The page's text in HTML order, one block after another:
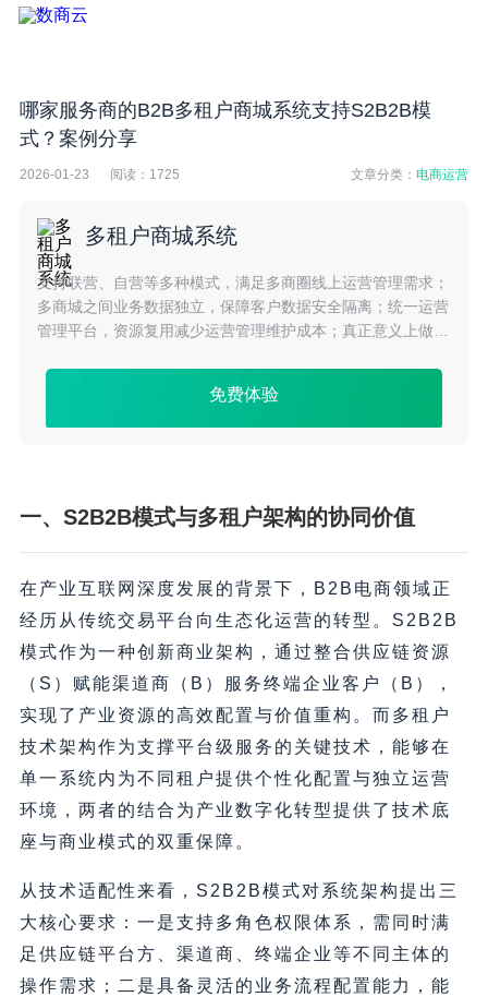
哪家服务商的B2B多租户商城系统支持S2B2B模
式？案例分享
2026-01-23 阅读： 1725 文章分类：电商运营
多租户商城系统
支持联营、自营等多种模式，满足多商圈线上运营管理需求；
多商城之间业务数据独立，保障客户数据安全隔离；统一运营
管理平台，资源复用减少运营管理维护成本；真正意义上做到
用架构。
免费体验
一、S2B2B模式与多租户架构的协同价值
在产业互联网深度发展的背景下，B2B电商领域正
经历从传统交易平台向生态化运营的转型。S2B2B
模式作为一种创新商业架构，通过整合供应链资源
（S）赋能渠道商（B）服务终端企业客户（B），
实现了产业资源的高效配置与价值重构。而多租户
技术架构作为支撑平台级服务的关键技术，能够在
单一系统内为不同租户提供个性化配置与独立运营
环境，两者的结合为产业数字化转型提供了技术底
座与商业模式的双重保障。
从技术适配性来看，S2B2B模式对系统架构提出三
大核心要求：一是支持多角色权限体系，需同时满
足供应链平台方、渠道商、终端企业等不同主体的
操作需求；二是具备灵活的业务流程配置能力，能